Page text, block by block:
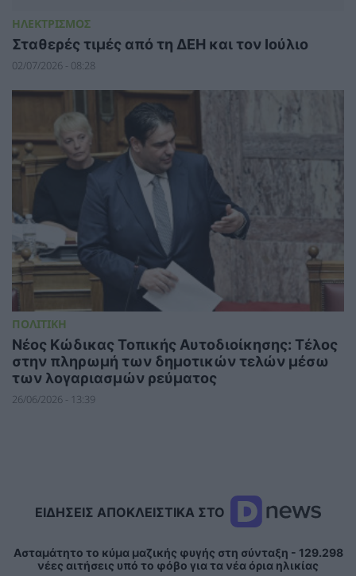
ΗΛΕΚΤΡΙΣΜΟΣ
Σταθερές τιμές από τη ΔΕΗ και τον Ιούλιο
02/07/2026 - 08:28
ΠΟΛΙΤΙΚΗ
Νέος Κώδικας Τοπικής Αυτοδιοίκησης: Τέλος
στην πληρωμή των δημοτικών τελών μέσω
των λογαριασμών ρεύματος
26/06/2026 - 13:39
ΕΙΔΗΣΕΙΣ ΑΠΟΚΛΕΙΣΤΙΚΑ ΣΤΟ
Ασταμάτητο το κύμα μαζικής φυγής στη σύνταξη - 129.298
νέες αιτήσεις υπό το φόβο για τα νέα όρια ηλικίας